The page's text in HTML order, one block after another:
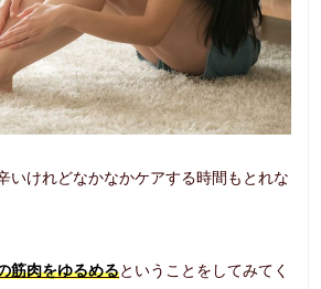
いけれどなかなかケアする時間もとれな
筋肉をゆるめるということをしてみてく